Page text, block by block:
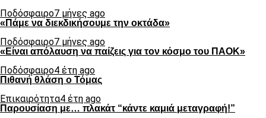
Ποδόσφαιρο7 μήνες ago
«Πάμε να διεκδικήσουμε την οκτάδα»
Ποδόσφαιρο7 μήνες ago
«Είναι απόλαυση να παίζεις για τον κόσμο του ΠΑΟΚ»
Ποδόσφαιρο4 έτη ago
Πιθανή θλάση ο Τόμας
Επικαιρότητα4 έτη ago
Παρουσίαση με… πλακάτ “κάντε καμιά μεταγραφή!”